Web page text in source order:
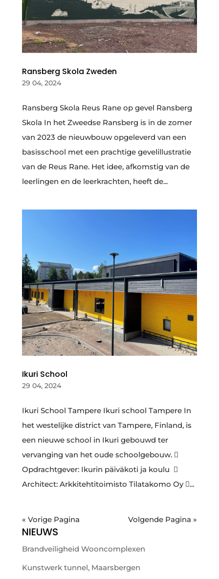
Ransberg Skola Zweden
29 04, 2024
Ransberg Skola Reus Rane op gevel Ransberg
Skola In het Zweedse Ransberg is in de zomer
van 2023 de nieuwbouw opgeleverd van een
basisschool met een prachtige gevelillustratie
van de Reus Rane. Het idee, afkomstig van de
leerlingen en de leerkrachten, heeft de...
Ikuri School
29 04, 2024
Ikuri School Tampere Ikuri school Tampere In
het westelijke district van Tampere, Finland, is
een nieuwe school in Ikuri gebouwd ter
vervanging van het oude schoolgebouw. 
Opdrachtgever: Ikurin päiväkoti ja koulu ​ 
Architect: Arkkitehtitoimisto Tilatakomo Oy ...
« Vorige Pagina Volgende Pagina »
NIEUWS
Brandveiligheid Wooncomplexen
Kunstwerk tunnel, Maarsbergen